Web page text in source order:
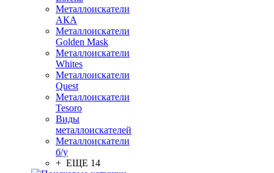
Металлоискатели
АКА
Металлоискатели
Golden Mask
Металлоискатели
Whites
Металлоискатели
Quest
Металлоискатели
Tesoro
Виды
металлоискателей
Металлоискатели
б/у
+ ЕЩЕ 14